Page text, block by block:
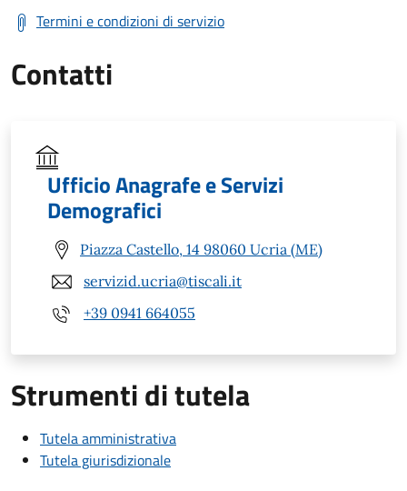
Termini e condizioni di servizio
Contatti
Ufficio Anagrafe e Servizi
Demografici
Piazza Castello, 14 98060 Ucria (ME)
servizid.ucria@tiscali.it
+39 0941 664055
Strumenti di tutela
Tutela amministrativa
Tutela giurisdizionale